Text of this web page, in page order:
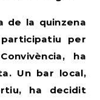
de la quinzena
per
, ha
Un bar local,
ha decidit